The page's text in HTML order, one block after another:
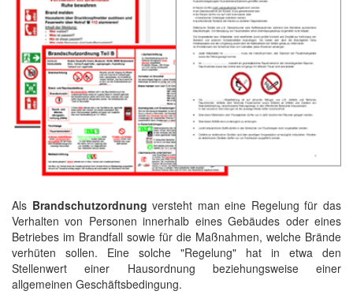
Als Brandschutzordnung versteht man eine Regelung für das
Verhalten von Personen innerhalb eines Gebäudes oder eines
Betriebes im Brandfall sowie für die Maßnahmen, welche Brände
verhüten sollen. Eine solche "Regelung" hat in etwa den
Stellenwert einer Hausordnung beziehungsweise einer
allgemeinen Geschäftsbedingung.